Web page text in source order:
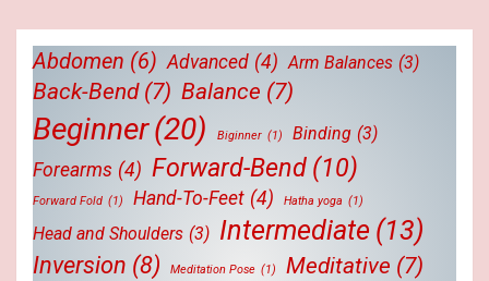
Abdomen (6) Advanced (4) Arm Balances (3)
Back-Bend (7) Balance (7)
Beginner(20) Biginner (1) Binding (3)
Forearms (4) Forward-Bend (10)
Forward Fold (1) Hand-To-Feet (4) Hatha yoga (1)
Head and Shoulders (3) Intermediate (13)
Inversion (8) Meditation Pose (1) Meditative (7)